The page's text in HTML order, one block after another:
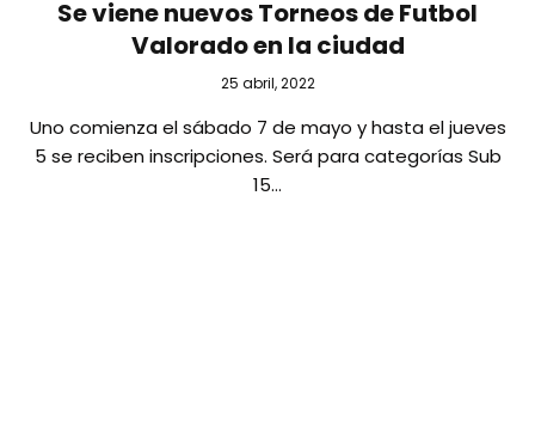
Se viene nuevos Torneos de Futbol
Valorado en la ciudad
25 abril, 2022
Uno comienza el sábado 7 de mayo y hasta el jueves
5 se reciben inscripciones. Será para categorías Sub
15…